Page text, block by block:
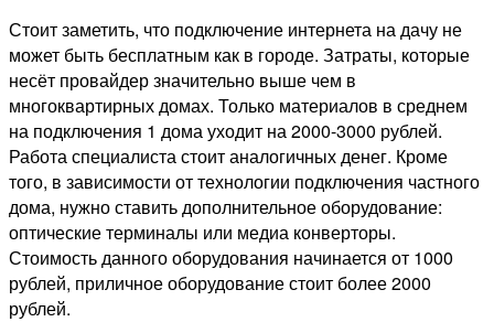
Стоит заметить, что подключение интернета на дачу не
может быть бесплатным как в городе. Затраты, которые
несёт провайдер значительно выше чем в
многоквартирных домах. Только материалов в среднем
на подключения 1 дома уходит на 2000-3000 рублей.
Работа специалиста стоит аналогичных денег. Кроме
того, в зависимости от технологии подключения частного
дома, нужно ставить дополнительное оборудование:
оптические терминалы или медиа конверторы.
Стоимость данного оборудования начинается от 1000
рублей, приличное оборудование стоит более 2000
рублей.